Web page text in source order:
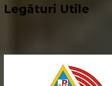
Legături Utile